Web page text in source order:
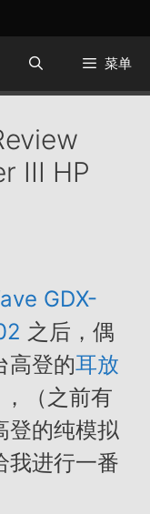
菜单
III HP
GDX-
之后，偶
高登的耳放
（之前有
登的纯模拟
我进行一番